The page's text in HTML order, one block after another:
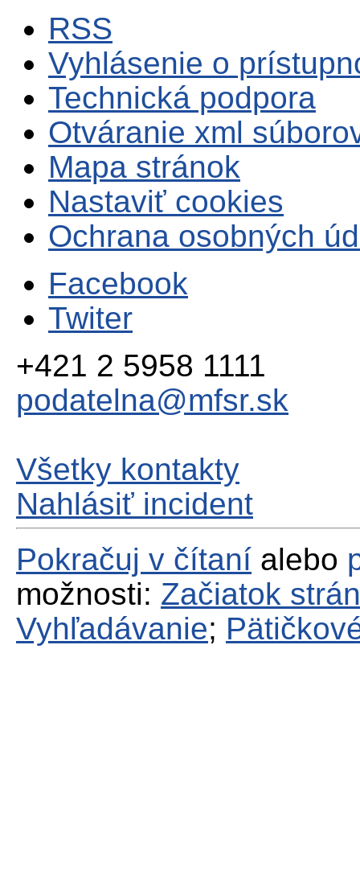
RSS
Vyhlásenie o
Technická podpora
Otváranie xml
Mapa stránok
Nastaviť cookies
Ochrana osobných
Facebook
Twiter
+421 2 5958 1111
podatelna@mfsr.sk
Všetky kontakty
Nahlásiť incident
Pokračuj v čítaní alebo
možnosti: Začiatok
Vyhľadávanie;